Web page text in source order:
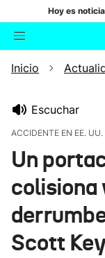
Hoy es noticia
Buscador
Inicio
Escuchar
ACCIDENTE EN EE. UU.
Un
colisiona
Scott